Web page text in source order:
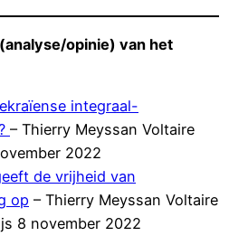
opinie) van het
integraal-
– Thierry Meyssan Voltaire
2022
de vrijheid van
op – Thierry Meyssan Voltaire
8 november 2022